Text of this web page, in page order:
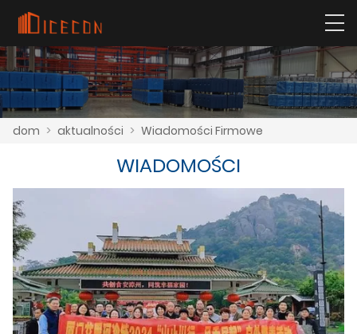
dom > aktualności > Wiadomości Firmowe
WIADOMOŚCI